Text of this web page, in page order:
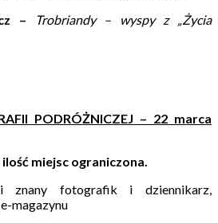
–
Trobriandy – wyspy z „Życia
PODRÓŻNICZEJ – 22 marca
ilość miejsc ograniczona.
znany fotografik i dziennikarz,
magazynu